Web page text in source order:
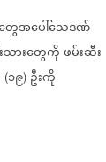
တွေအပေါ်သေဒဏ်
သားတွေကိုဖမ်းဆီး
(၁၉) ဦးကို